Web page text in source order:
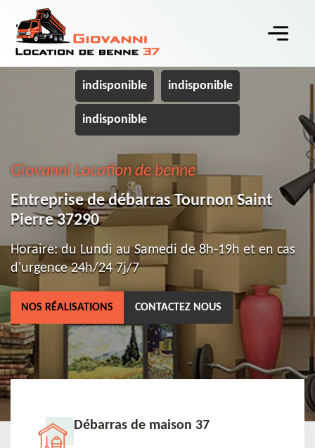
indisponible indisponible
indisponible
Giovanni Location de benne
Entreprise de débarras Tournon Saint
Pierre 37290
Horaire: du Lundi au Samedi de 8h-19h et en cas
d'urgence 24h/24 7j/7
NOS RÉALISATIONS CONTACTEZ NOUS
Débarras de maison 37